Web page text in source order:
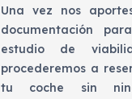
Una vez nos
documentación
estudio de
procederemos a
tu coche sin